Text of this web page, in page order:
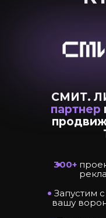
СМИТ.
партнер
300+
Запустим
вашу
•
•